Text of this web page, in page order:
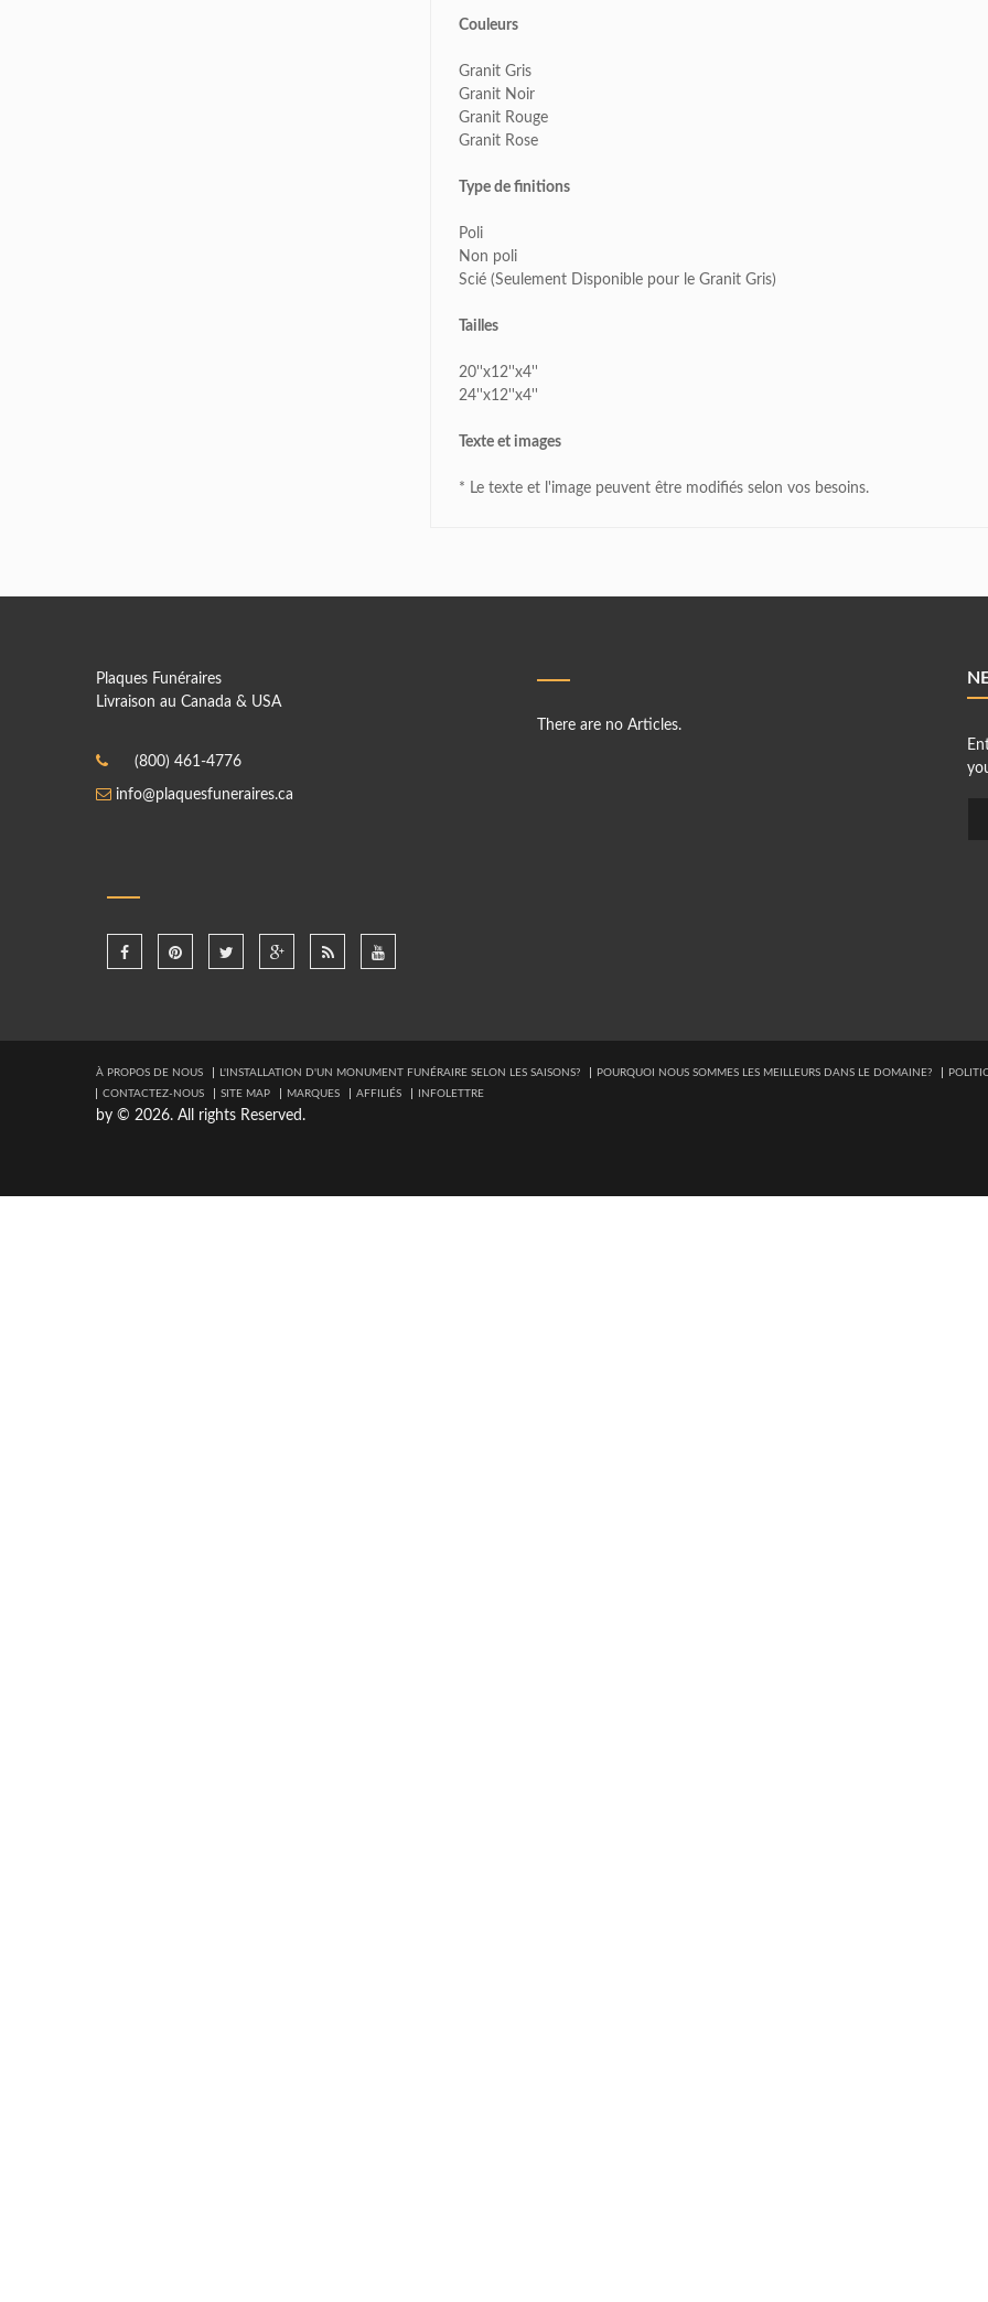
Couleurs
Granit Gris
Granit Noir
Granit Rouge
Granit Rose
Type de finitions
Poli
Non poli
Scié (Seulement Disponible pour le Granit Gris)
Tailles
20''x12''x4''
24''x12''x4''
Texte et images
* Le texte et l'image peuvent être modifiés selon vos besoins.
Plaques Funéraires
Livraison au Canada & USA
(800) 461-4776
info@plaquesfuneraires.ca
There are no Articles.
À PROPOS DE NOUS L'INSTALLATION D'UN MONUMENT FUNÉRAIRE SELON LES SAISONS? POURQUOI NOUS SOMMES LES MEILLEURS DANS LE DOMAINE?
CONTACTEZ-NOUS
SITE MAP MARQUES AFFILIÉS INFOLETTRE
by © 2026. All rights Reserved.